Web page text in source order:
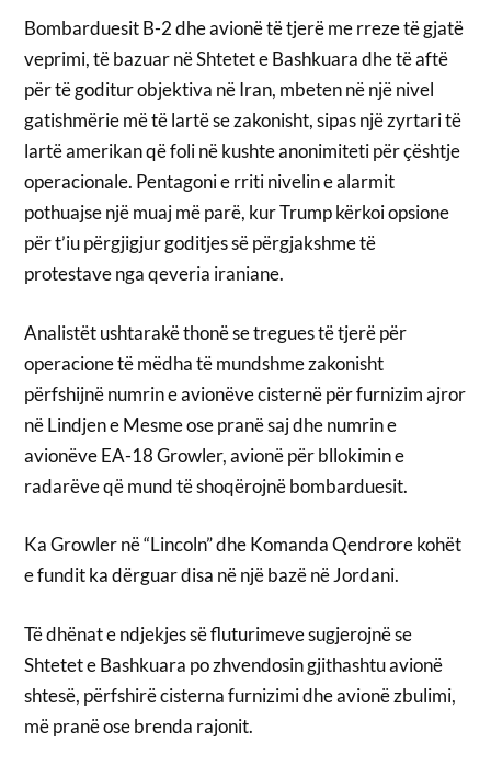
Bombarduesit B-2 dhe avionë të tjerë me rreze të gjatë
veprimi, të bazuar në Shtetet e Bashkuara dhe të aftë
për të goditur objektiva në Iran, mbeten në një nivel
gatishmërie më të lartë se zakonisht, sipas një zyrtari të
lartë amerikan që foli në kushte anonimiteti për çështje
operacionale. Pentagoni e rriti nivelin e alarmit
pothuajse një muaj më parë, kur Trump kërkoi opsione
për t’iu përgjigjur goditjes së përgjakshme të
protestave nga qeveria iraniane.
Analistët ushtarakë thonë se tregues të tjerë për
operacione të mëdha të mundshme zakonisht
përfshijnë numrin e avionëve cisternë për furnizim ajror
në Lindjen e Mesme ose pranë saj dhe numrin e
avionëve EA-18 Growler, avionë për bllokimin e
radarëve që mund të shoqërojnë bombarduesit.
Ka Growler në “Lincoln” dhe Komanda Qendrore kohët
e fundit ka dërguar disa në një bazë në Jordani.
Të dhënat e ndjekjes së fluturimeve sugjerojnë se
Shtetet e Bashkuara po zhvendosin gjithashtu avionë
shtesë, përfshirë cisterna furnizimi dhe avionë zbulimi,
më pranë ose brenda rajonit.